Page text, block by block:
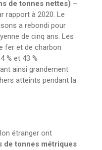
de tonnes nettes) –
rapport à 2020. Le
a rebondi pour
de cinq ans. Les
fer et de charbon
% et 43 %
ainsi grandement
atteints pendant la
étranger ont
de tonnes métriques